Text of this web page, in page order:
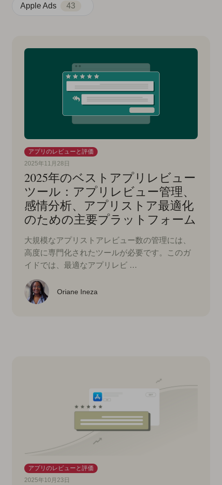
Apple Ads 43
アプリのレビューと評価
2025年11月28日
2025年のベストアプリレビュー
ツール：アプリレビュー管理、
感情分析、アプリストア最適化
のための主要プラットフォーム
大規模なアプリストアレビュー数の管理には、
高度に専門化されたツールが必要です。このガ
イドでは、最適なアプリレビ …
Oriane Ineza
アプリのレビューと評価
2025年10月23日